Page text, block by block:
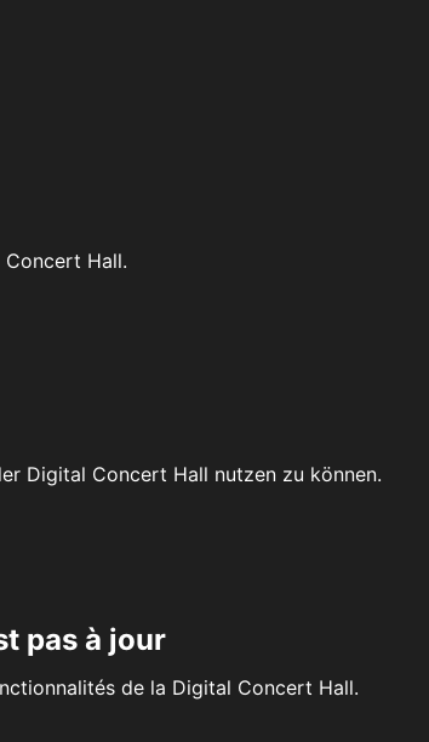
Hall.
Digital Concert Hall nutzen zu können.
pas à jour
de la Digital Concert Hall.